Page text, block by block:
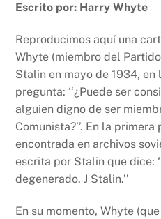
c
e
b
o
o
k
at
s
A
p
p
nt
Escrito por: Harry Whyte
Reproducimos aquí una
Whyte (miembro del
Stalin en mayo de 1934,
pregunta: ‘‘¿Puede ser
alguien digno de ser
Comunista?’’. En la
encontrada en archivos
escrita por Stalin que dice:
degenerado. J Stalin.’’
En su momento, Whyte